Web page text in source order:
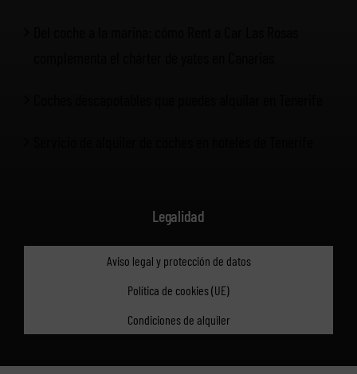
Legalidad
Aviso legal y protección de datos
Política de cookies (UE)
Condiciones de alquiler